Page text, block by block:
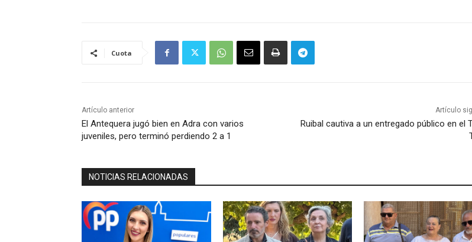
Cuota
Artículo anterior
El Antequera jugó bien en Adra con varios
juveniles, pero terminó perdiendo 2 a 1
Artículo
Ruibal cautiva a un entregado público en el
NOTICIAS RELACIONADAS